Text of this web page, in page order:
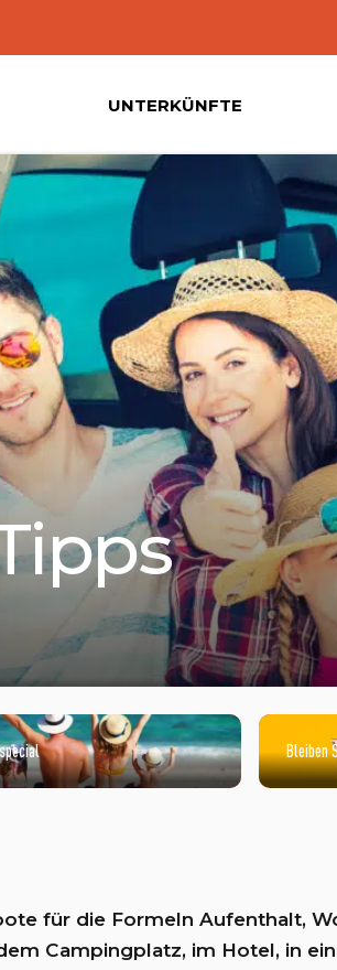
UNTERKÜNFTE
Bleiben
für die Formeln Aufenthalt,
Campingplatz, im Hotel, in